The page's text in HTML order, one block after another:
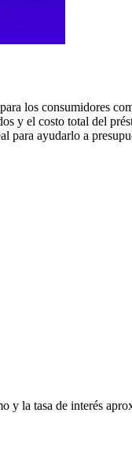
los consumidores
y el costo total del
para ayudarlo a
y la tasa de interés